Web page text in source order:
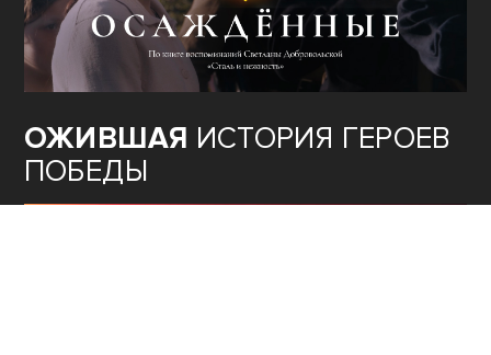
ОЖИВШАЯ ИСТОРИЯ ГЕРОЕВ
ПОБЕДЫ